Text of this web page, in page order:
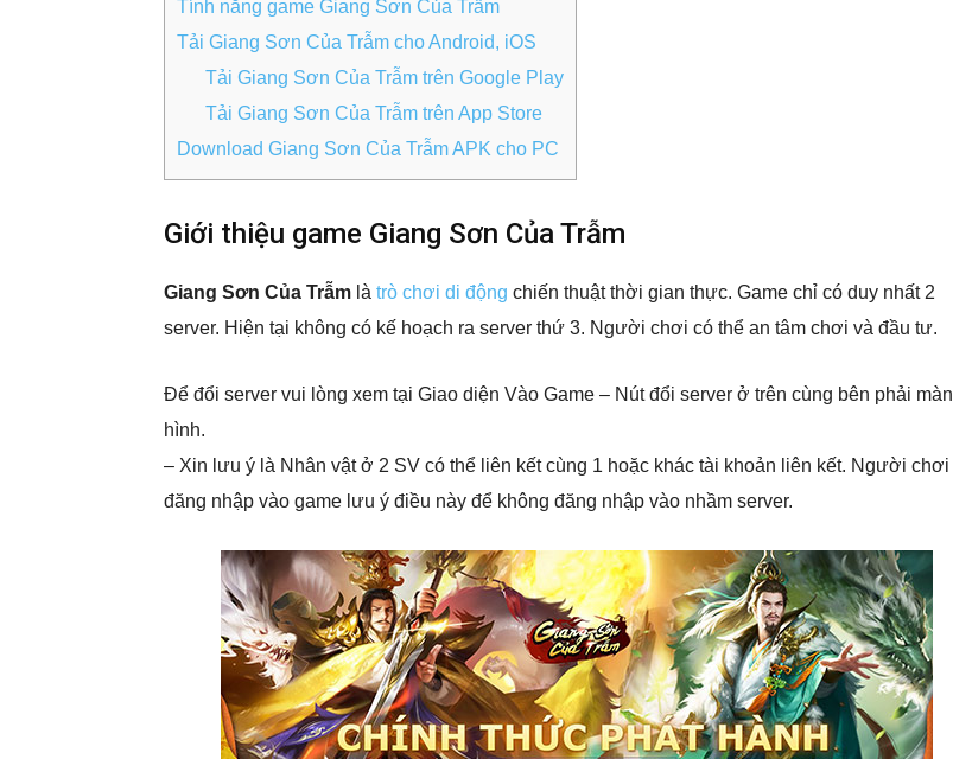
Tính năng game Giang Sơn Của Trẫm
Tải Giang Sơn Của Trẫm cho Android, iOS
Tải Giang Sơn Của Trẫm trên Google Play
Tải Giang Sơn Của Trẫm trên App Store
Download Giang Sơn Của Trẫm APK cho PC
Giới thiệu game Giang Sơn Của Trẫm
Giang Sơn Của Trẫm là trò chơi di động chiến thuật thời gian thực. Game chỉ có duy nhất 2
server. Hiện tại không có kế hoạch ra server thứ 3. Người chơi có thể an tâm chơi và đầu tư.
Để đổi server vui lòng xem tại Giao diện Vào Game – Nút đổi server ở trên cùng bên phải màn
hình.
– Xin lưu ý là Nhân vật ở 2 SV có thể liên kết cùng 1 hoặc khác tài khoản liên kết. Người chơi
đăng nhập vào game lưu ý điều này để không đăng nhập vào nhầm server.